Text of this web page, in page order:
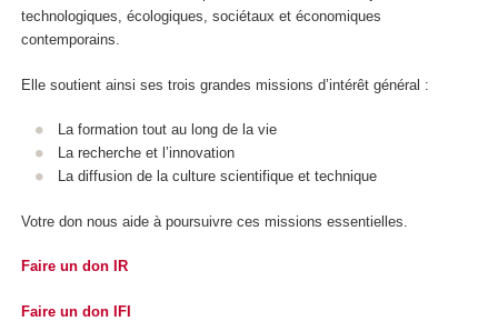
technologiques, écologiques, sociétaux et économiques
contemporains.
Elle soutient ainsi ses trois grandes missions d’intérêt général :
La formation tout au long de la vie
La recherche et l’innovation
La diffusion de la culture scientifique et technique
Votre don nous aide à poursuivre ces missions essentielles.
Faire un don IR
Faire un don IFI